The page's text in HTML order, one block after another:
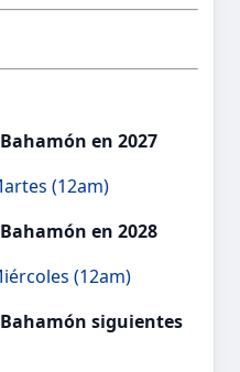
en 2027
(12am)
en 2028
(12am)
siguientes